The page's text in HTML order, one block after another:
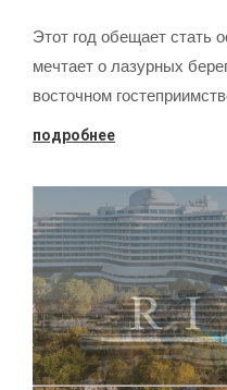
Этот год обещает стать
мечтает о лазурных
восточном
подробнее